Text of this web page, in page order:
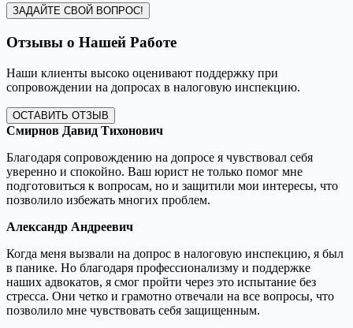
ЗАДАЙТЕ СВОЙ ВОПРОС!
Отзывы о Нашей Работе
Наши клиенты высоко оценивают поддержку при
сопровождении на допросах в налоговую инспекцию.
ОСТАВИТЬ ОТЗЫВ
Смирнов Давид Тихонович
Благодаря сопровождению на допросе я чувствовал себя
уверенно и спокойно. Ваш юрист не только помог мне
подготовиться к вопросам, но и защитили мои интересы, что
позволило избежать многих проблем.
Александр Андреевич
Когда меня вызвали на допрос в налоговую инспекцию, я был
в панике. Но благодаря профессионализму и поддержке
наших адвокатов, я смог пройти через это испытание без
стресса. Они четко и грамотно отвечали на все вопросы, что
позволило мне чувствовать себя защищенным.